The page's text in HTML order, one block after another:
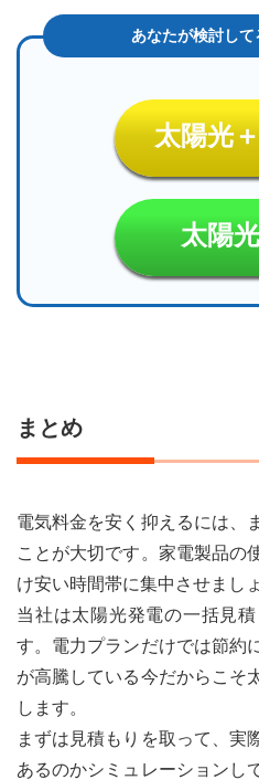
太陽光
太陽
まとめ
電気料金を安く抑えるには、
ことが大切です。家電製品の
け安い時間帯に集中させましょ
当社は太陽光発電の一括見
す。電力プランだけでは節約
が高騰している今だからこそ
します。
まずは見積もりを取って、実
あるのかシミュレーションし